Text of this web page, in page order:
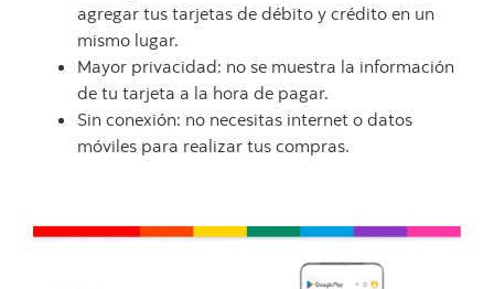
agregar tus tarjetas de débito y crédito en un
mismo lugar.
Mayor privacidad: no se muestra la información
de tu tarjeta a la hora de pagar.
Sin conexión: no necesitas internet o datos
móviles para realizar tus compras.